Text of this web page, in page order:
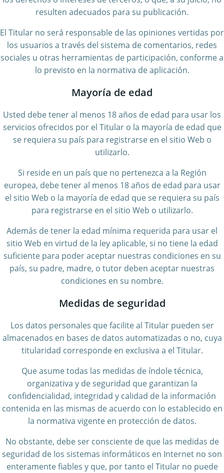
resulten adecuados para su publicación.
El Titular no será responsable de las opiniones vertidas por
los usuarios a través del sistema de comentarios, redes
sociales u otras herramientas de participación, conforme a
lo previsto en la normativa de aplicación.
Mayoría de edad
Usted debe tener al menos 18 años de edad para usar los
servicios ofrecidos por el Titular o la mayoría de edad que
se requiera su país para registrarse en el sitio Web o
utilizarlo.
Si reside en un país que no pertenezca a la Región
europea, debe tener al menos 18 años de edad para usar
el sitio Web o la mayoría de edad que se requiera su país
para registrarse en el sitio Web o utilizarlo.
Además de tener la edad mínima requerida para usar el
sitio Web en virtud de la ley aplicable, si no tiene la edad
suficiente para poder aceptar nuestras condiciones en su
país, su padre, madre, o tutor deben aceptar nuestras
condiciones en su nombre.
Medidas de seguridad
Los datos personales que facilite al Titular pueden ser
almacenados en bases de datos automatizadas o no, cuya
titularidad corresponde en exclusiva a el Titular.
Que asume todas las medidas de índole técnica,
organizativa y de seguridad que garantizan la
confidencialidad, integridad y calidad de la información
contenida en las mismas de acuerdo con lo establecido en
la normativa vigente en protección de datos.
No obstante, debe ser consciente de que las medidas de
seguridad de los sistemas informáticos en Internet no son
enteramente fiables y que, por tanto el Titular no puede